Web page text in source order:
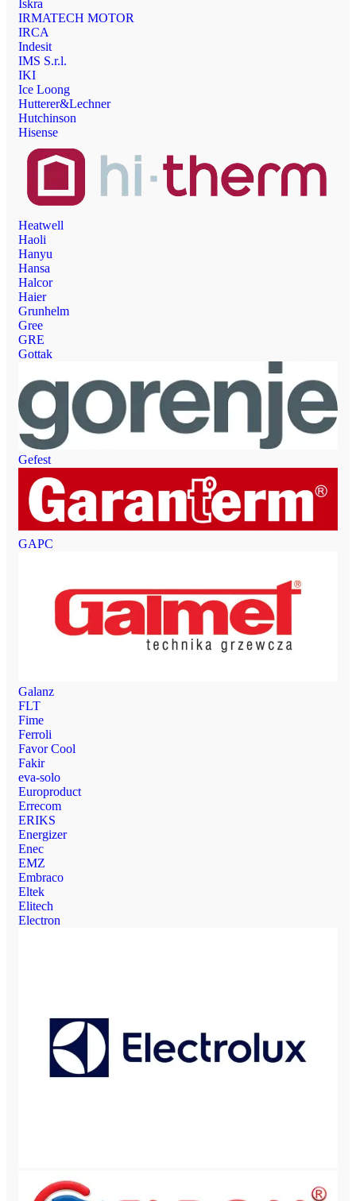
Iskra
IRMATECH MOTOR
IRCA
Indesit
IMS S.r.l.
IKI
Ice Loong
Hutterer&Lechner
Hutchinson
Hisense
Heatwell
Haoli
Hanyu
Hansa
Halcor
Haier
Grunhelm
Gree
GRE
Gottak
Gefest
GAPC
Galanz
FLT
Fime
Ferroli
Favor Cool
Fakir
eva-solo
Europroduct
Errecom
ERIKS
Energizer
Enec
EMZ
Embraco
Eltek
Elitech
Electron